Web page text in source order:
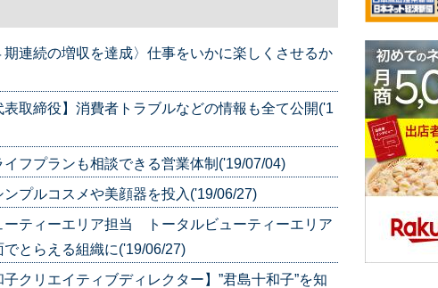
連続の増収を達成〉仕事をいかに楽しくさせるか
取締役】消費者トラブルなどの情報も全て公開('1
フプランも相談できる営業体制('19/07/04)
プルコスメや美顔器を投入('19/06/27)
ティーエリア担当 トータルビューティーエリア
とらえる組織に('19/06/27)
クリエイティブディレクター】”君島十和子”を知